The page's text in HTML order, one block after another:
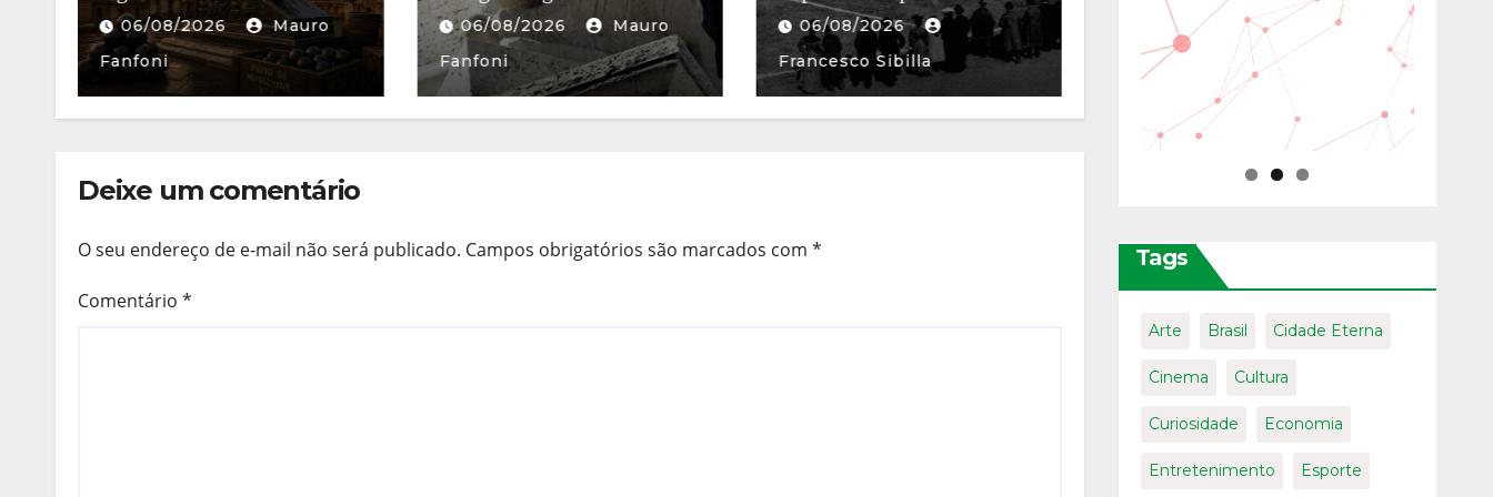
06/08/2026
Mauro
Fanfoni
06/08/2026
Francesco Sibilla
Sant’Angelo
06/08/2026
Mauro
Fanfoni
06/08/2026
Mauro
Fanfoni
Deixe um comentário
O seu endereço de e-mail não será publicado. Campos obrigatórios são marcados com *
Comentário *
Tags
Arte Brasil Cidade Eterna
Cinema Cultura
Curiosidade Economia
Entretenimento Esporte